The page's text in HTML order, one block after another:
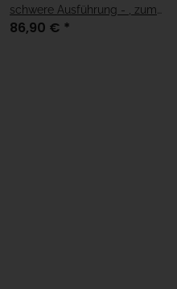
schwere Ausführung - , zum
Einbetonieren
86,90 € *